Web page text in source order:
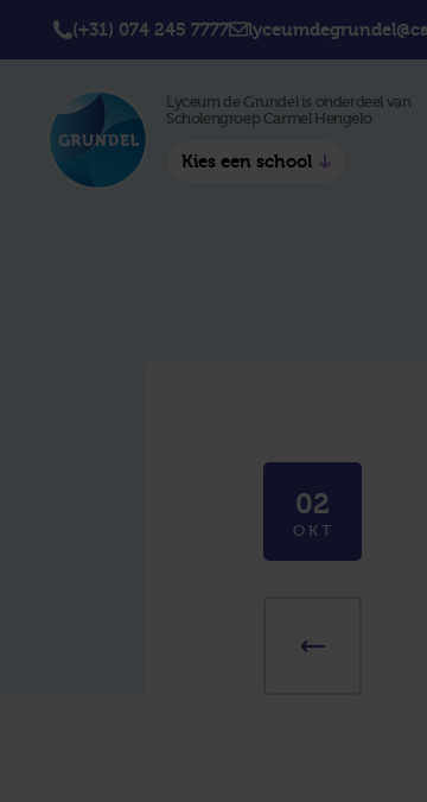
(+31) 074 245 7777
Lyceum de Grundel is onderdeel van
Scholengroep Carmel Hengelo
Kies een school
02
OKT